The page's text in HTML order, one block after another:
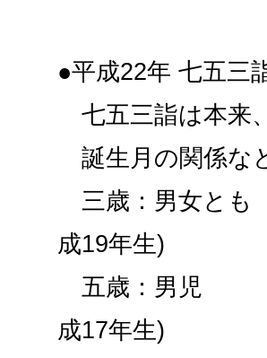
●平成22年 七五三
七五三詣は本来
誕生月の関係な
三歳：男女とも
成19年生)
五歳：男児 数
成17年生)